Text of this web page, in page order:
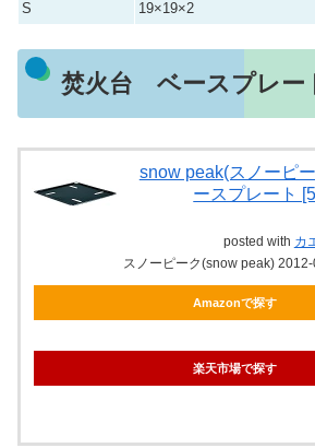
S 19×19×2
焚火台 ベースプレー
snow peak(スノーピ
ースプレート
posted with カ
スノーピーク(snow peak)
Amazonで探す
楽天市場で探す